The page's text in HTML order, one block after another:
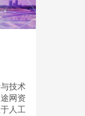
技术
网资
人工